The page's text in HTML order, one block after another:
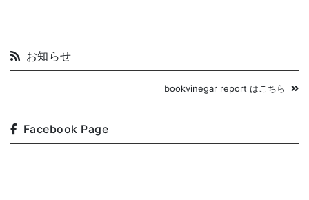
お知らせ
bookvinegar report はこちら
Facebook Page